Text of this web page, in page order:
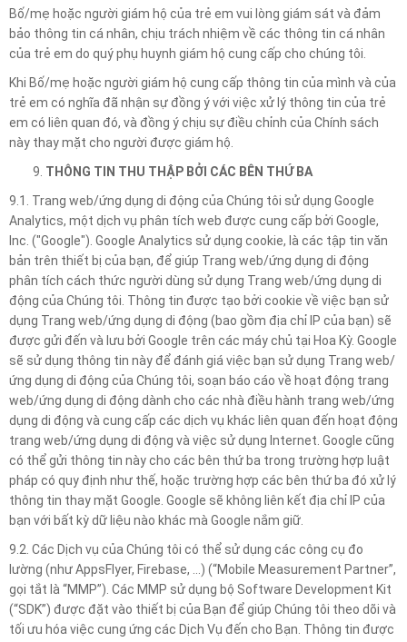
Bố/mẹ hoặc người giám hộ của trẻ em vui lòng giám sát và đảm
bảo thông tin cá nhân, chịu trách nhiệm về các thông tin cá nhân
của trẻ em do quý phụ huynh giám hộ cung cấp cho chúng tôi.
Khi Bố/mẹ hoặc người giám hộ cung cấp thông tin của mình và của
trẻ em có nghĩa đã nhận sự đồng ý với việc xử lý thông tin của trẻ
em có liên quan đó, và đồng ý chịu sự điều chỉnh của Chính sách
này thay mặt cho người được giám hộ.
THÔNG TIN THU THẬP BỞI CÁC BÊN THỨ BA
9.1. Trang web/ứng dụng di động của Chúng tôi sử dụng Google
Analytics, một dịch vụ phân tích web được cung cấp bởi Google,
Inc. ("Google"). Google Analytics sử dụng cookie, là các tập tin văn
bản trên thiết bị của bạn, để giúp Trang web/ứng dụng di động
phân tích cách thức người dùng sử dụng Trang web/ứng dụng di
động của Chúng tôi. Thông tin được tạo bởi cookie về việc bạn sử
dụng Trang web/ứng dụng di động (bao gồm địa chỉ IP của bạn) sẽ
được gửi đến và lưu bởi Google trên các máy chủ tại Hoa Kỳ. Google
sẽ sử dụng thông tin này để đánh giá việc bạn sử dụng Trang web/
ứng dụng di động của Chúng tôi, soạn báo cáo về hoạt động trang
web/ứng dụng di động dành cho các nhà điều hành trang web/ứng
dụng di động và cung cấp các dịch vụ khác liên quan đến hoạt động
trang web/ứng dụng di động và việc sử dụng Internet. Google cũng
có thể gửi thông tin này cho các bên thứ ba trong trường hợp luật
pháp có quy định như thế, hoặc trường hợp các bên thứ ba đó xử lý
thông tin thay mặt Google. Google sẽ không liên kết địa chỉ IP của
bạn với bất kỳ dữ liệu nào khác mà Google nắm giữ.
9.2. Các Dịch vụ của Chúng tôi có thể sử dụng các công cụ đo
lường (như AppsFlyer, Firebase, …) (“Mobile Measurement Partner”,
gọi tắt là “MMP”). Các MMP sử dụng bộ Software Development Kit
(“SDK”) được đặt vào thiết bị của Bạn để giúp Chúng tôi theo dõi và
tối ưu hóa việc cung ứng các Dịch Vụ đến cho Bạn. Thông tin được